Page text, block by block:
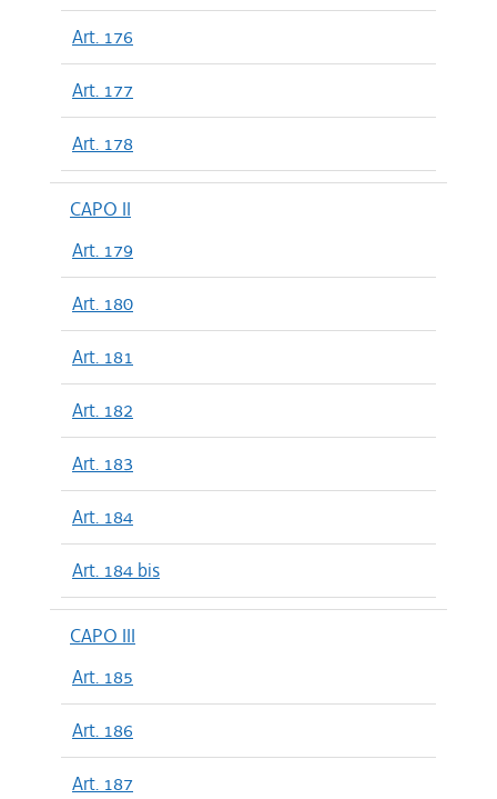
Art. 176
Art. 177
Art. 178
CAPO II
Art. 179
Art. 180
Art. 181
Art. 182
Art. 183
Art. 184
Art. 184 bis
CAPO III
Art. 185
Art. 186
Art. 187